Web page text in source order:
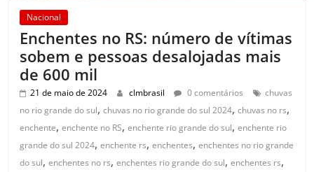
Nacional
Enchentes no RS: número de vítimas
sobem e pessoas desalojadas mais
de 600 mil
21 de maio de 2024 clmbrasil 0 comentários
chuvas
no rio grande do sul,chuvas no rio grande do sul 2024,chuvas no rs,
enchente,enchente no RS,enchente rio grande do sul,enchente rio
grande do sul 2024,enchente rs,enchentes,enchentes no rio grande
do sul,enchentes no rs,enchentes rio grande do sul,enchentes rs,